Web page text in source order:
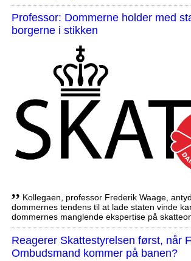
Professor: Dommerne holder med
borgerne i stikken
,, Kollegaen, professor Frederik Waage,
dommernes tendens til at lade staten vinde
dommernes manglende ekspertise på
Reagerer Skattestyrelsen først, når
Ombudsmand kommer på banen?